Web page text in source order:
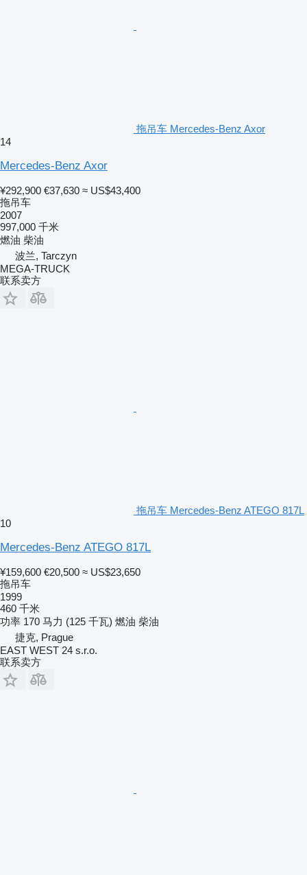
拖吊车 Mercedes-Benz Axor
14
Mercedes-Benz Axor
¥292,900 €37,630 ≈ US$43,400
拖吊车
2007
997,000 千米
燃油 柴油
波兰, Tarczyn
MEGA-TRUCK
联系卖方
拖吊车 Mercedes-Benz ATEGO 817L
10
Mercedes-Benz ATEGO 817L
¥159,600 €20,500 ≈ US$23,650
拖吊车
1999
460 千米
功率 170 马力 (125 千瓦) 燃油 柴油
捷克, Prague
EAST WEST 24 s.r.o.
联系卖方